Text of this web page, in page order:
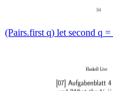
(Pairs.first q) let second q